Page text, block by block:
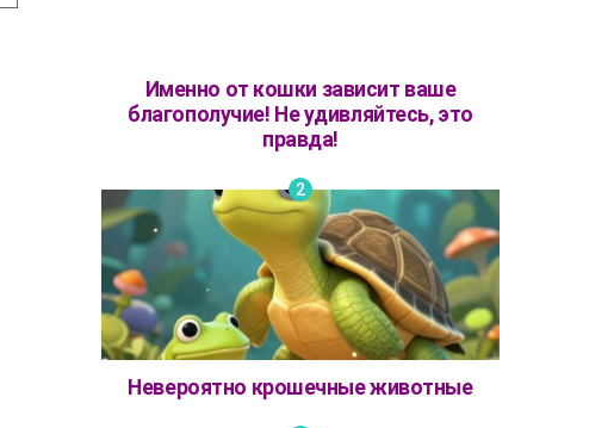
Именно от кошки зависит ваше
благополучие! Не удивляйтесь, это
правда!
Невероятно крошечные животные